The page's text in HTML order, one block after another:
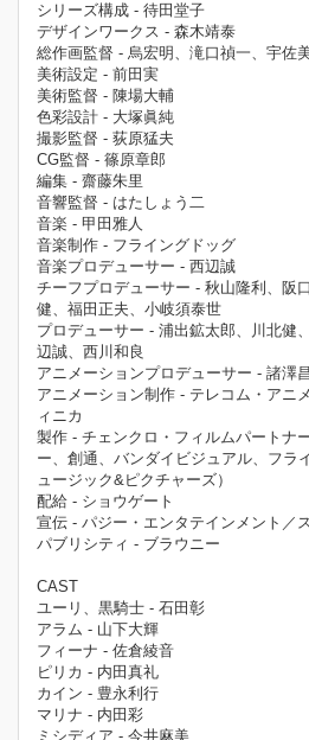
シリーズ構成 - 待田堂子
デザインワークス - 森木靖泰
総作画監督 - 烏宏明、滝口禎一、宇佐
美術設定 - 前田実
美術監督 - 陳場大輔
色彩設計 - 大塚眞純
撮影監督 - 荻原猛夫
CG監督 - 篠原章郎
編集 - 齋藤朱里
音響監督 - はたしょう二
音楽 - 甲田雅人
音楽制作 - フライングドッグ
音楽プロデューサー - 西辺誠
チーフプロデューサー - 秋山隆利、阪
健、福田正夫、小岐須泰世
プロデューサー - 浦出鉱太郎、川北健
辺誠、西川和良
アニメーションプロデューサー - 諸澤
アニメーション制作 - テレコム・アニ
ィニカ
製作 - チェンクロ・フィルムパートナ
ー、創通、バンダイビジュアル、フラ
ュージック&ピクチャーズ）
配給 - ショウゲート
宣伝 - パジー・エンタテインメント／
パブリシティ - ブラウニー
CAST
ユーリ、黒騎士 - 石田彰
アラム - 山下大輝
フィーナ - 佐倉綾音
ピリカ - 内田真礼
カイン - 豊永利行
マリナ - 内田彩
ミシディア - 今井麻美